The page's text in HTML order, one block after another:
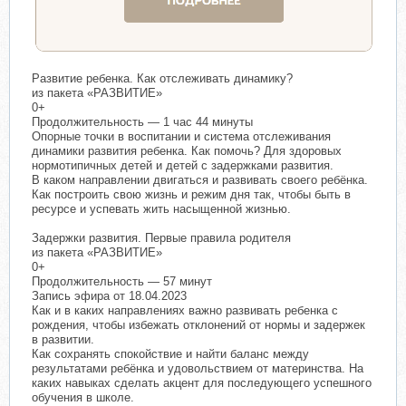
Развитие ребенка. Как отслеживать динамику?
из пакета «РАЗВИТИЕ»
0+
Продолжительность — 1 час 44 минуты
Опорные точки в воспитании и система отслеживания
динамики развития ребенка. Как помочь? Для здоровых
нормотипичных детей и детей с задержками развития.
В каком направлении двигаться и развивать своего ребёнка.
Как построить свою жизнь и режим дня так, чтобы быть в
ресурсе и успевать жить насыщенной жизнью.
Задержки развития. Первые правила родителя
из пакета «РАЗВИТИЕ»
0+
Продолжительность — 57 минут
Запись эфира от 18.04.2023
Как и в каких направлениях важно развивать ребенка с
рождения, чтобы избежать отклонений от нормы и задержек
в развитии.
Как сохранять спокойствие и найти баланс между
результатами ребёнка и удовольствием от материнства. На
каких навыках сделать акцент для последующего успешного
обучения в школе.